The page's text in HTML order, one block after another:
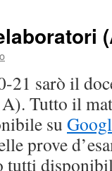
21 sarò il
Tutto il
su
prove
tutti